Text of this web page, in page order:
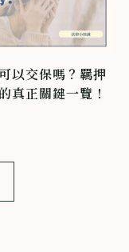
以交保嗎？羈押
真正關鍵一覽！